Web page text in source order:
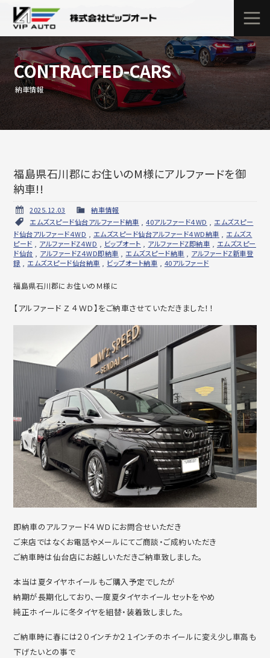
CONTRACTED-CARS
納車情報
福島県石川郡にお住いのM様にアルファードを御
納車!!
2025.12.03
納車情報
エムズスピード仙台アルファード納車 ,40アルファード４WD
エムズスピー
ド仙台アルファード４WD
エムズスピード仙台アルファード４WD納車
エムズス
ピード
アルファードZ４WD ビップオート アルファードZ即納車
エムズスピー
ド仙台
アルファードZ４WD即納車 エムズスピード納車
アルファードZ新車登
録
エムズスピード仙台納車 ビップオート納車 40アルファード
福島県石川郡にお住いのＭ様に
【アルファード Ｚ ４ＷＤ】をご納車させていただきました！！
即納車のアルファード４ＷＤにお問合せいただき
ご来店ではなくお電話やメールにてご商談・ご成約いただき
ご納車時は仙台店にお越しいただきご納車致しました。
本当は夏タイヤホイールもご購入予定でしたが
納期が長期化しており、一度夏タイヤホイールセットをやめ
純正ホイールに冬タイヤを組替・装着致しました。
ご納車時に春には２０インチか２１インチのホイールに変え少し車高も
下げたいとの事で